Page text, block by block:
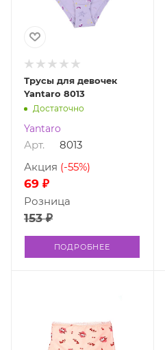
Трусы для девочек
Yantaro 8013
Достаточно
Yantaro
Арт. 8013
69 ₽
Акция (-55%)
153 ₽
Розница
ПОДРОБНЕЕ